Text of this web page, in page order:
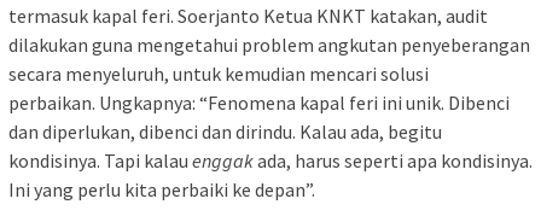
termasuk kapal feri. Soerjanto Ketua KNKT katakan, audit
dilakukan guna mengetahui problem angkutan penyeberangan
secara menyeluruh, untuk kemudian mencari solusi
perbaikan. Ungkapnya: “Fenomena kapal feri ini unik. Dibenci
dan diperlukan, dibenci dan dirindu. Kalau ada, begitu
kondisinya. Tapi kalau enggakada, harus seperti apa kondisinya.
Ini yang perlu kita perbaiki ke depan”.